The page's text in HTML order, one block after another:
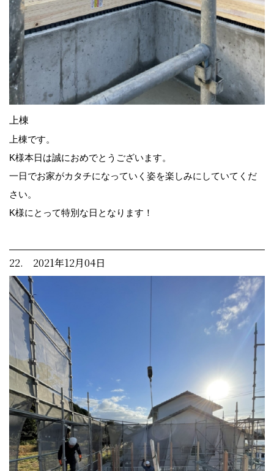
上棟
上棟です。
K様本日は誠におめでとうございます。
一日でお家がカタチになっていく姿を楽しみにしていてくだ
さい。
K様にとって特別な日となります！
22. 2021年12月04日